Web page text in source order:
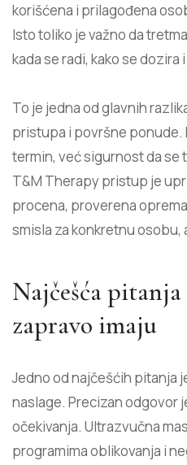
korišćena i prilagođena
Isto toliko je važno da
kada se radi, kako se dozira
To je jedna od glavnih
pristupa i površne ponude.
termin, već sigurnost da se
T&M Therapy pristup je
procena, proverena
smisla za konkretnu osobu,
Najčešća
zapravo imaju
Jedno od najčešćih pitanja
naslage. Precizan odgovor
očekivanja. Ultrazvučna
programima oblikovanja i